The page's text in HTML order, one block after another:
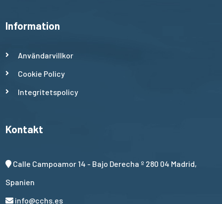
Information
Användarvillkor
Cookie Policy
Integritetspolicy
Kontakt
Calle Campoamor 14 - Bajo Derecha º 280 04 Madrid,
Spanien
info@cchs.es